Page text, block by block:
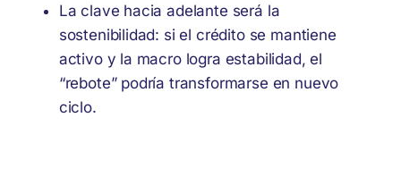
La clave hacia adelante será la
sostenibilidad: si el crédito se mantiene
activo y la macro logra estabilidad, el
“rebote” podría transformarse en nuevo
ciclo.